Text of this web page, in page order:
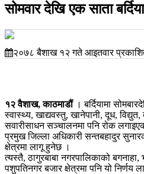
सोमवार देखि एक साता
२०७८ बैशाख १२ गते आइतवार
१२ वैशाख, काठमाडौं। बर्दियामा
स्वास्थ्य, खाद्यवस्तु, खानेपानी, दूध,
सवारीसाधन सञ्चालनमा पनि रोक
प्रमुख जिल्ला अधिकारी सन्तबहादुर
क्षेत्रमा लागू हुनेछ ।
त्यस्तै, ठागुरबाबा नगरपालिकाको बगनाहा,
पशुपतिनगर बजार क्षेत्रमा पनि यो निर्णय